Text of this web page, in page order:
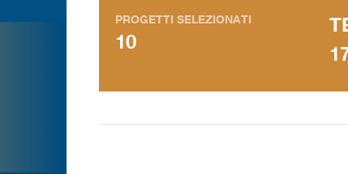
PROGETTI SELEZIONATI
10